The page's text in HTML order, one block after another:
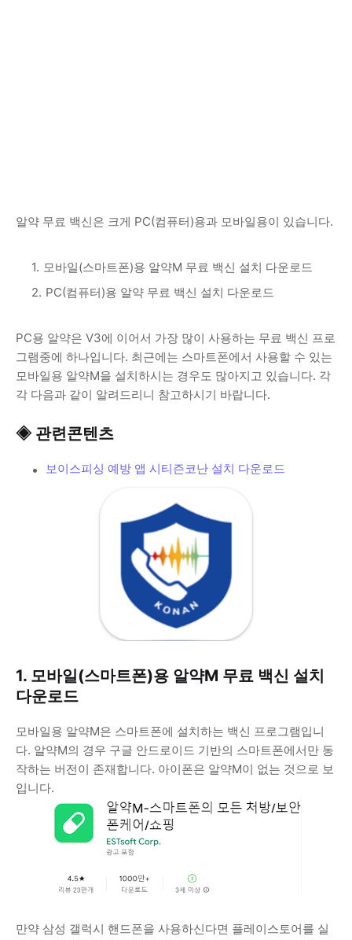
알약 무료 백신은 크게 PC(컴퓨터)용과 모바일용이 있습니다.
모바일(스마트폰)용 알약M 무료 백신 설치 다운로드
PC(컴퓨터)용 알약 무료 백신 설치 다운로드
PC용 알약은 V3에 이어서 가장 많이 사용하는 무료 백신 프로
그램중에 하나입니다. 최근에는 스마트폰에서 사용할 수 있는
모바일용 알약M을 설치하시는 경우도 많아지고 있습니다. 각
각 다음과 같이 알려드리니 참고하시기 바랍니다.
◈ 관련콘텐츠
보이스피싱 예방 앱 시티즌코난 설치 다운로드
1. 모바일(스마트폰)용 알약M 무료 백신 설치
다운로드
모바일용 알약M은 스마트폰에 설치하는 백신 프로그램입니
다. 알약M의 경우 구글 안드로이드 기반의 스마트폰에서만 동
작하는 버전이 존재합니다. 아이폰은 알약M이 없는 것으로 보
입니다.
만약 삼성 갤럭시 핸드폰을 사용하신다면 플레이스토어를 실